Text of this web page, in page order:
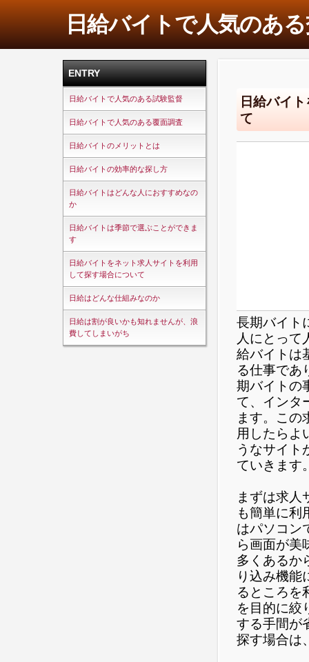
日給バイトで人気のあ
ENTRY
日給バイトで人気のある試験監督
日給バイトで人気のある覆面調査
日給バイトのメリットとは
日給バイトの効率的な探し方
日給バイトはどんな人におすすめなの
か
日給バイトは季節で選ぶことができま
す
日給バイトをネット求人サイトを利用
して探す場合について
日給はどんな仕組みなのか
日給は割が良いかも知れませんが、浪
費してしまいがち
日給バイ
て
長期バイト
人にとって
給バイトは
る仕事であ
期バイトの
て、インタ
ます。この
用したらよ
うなサイト
ていきます
まずは求人
も簡単に利
はパソコン
ら画面が美
多くあるか
り込み機能
るところを
を目的に絞
する手間が
探す場合は